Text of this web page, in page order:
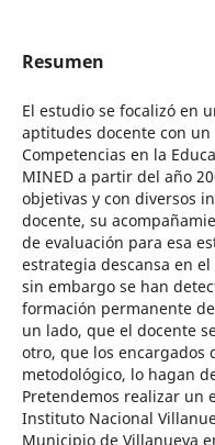
Resumen
El estudio se focalizó en
aptitudes docente con
Competencias en la
MINED a partir del año
objetivas y con diversos
docente, su
de evaluación para esa
estrategia descansa en
sin embargo se han
formación permanente
un lado, que el docente
otro, que los encargados
metodológico, lo hagan
Pretendemos realizar un
Instituto Nacional
Municipio de Villanueva